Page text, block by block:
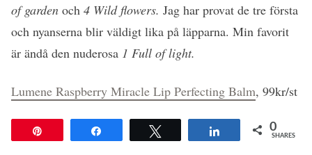
of garden och 4 Wild flowers. Jag har provat de tre första
och nyanserna blir väldigt lika på läpparna. Min favorit
är ändå den nuderosa 1 Full of light.
Lumene Raspberry Miracle Lip Perfecting Balm, 99kr/st
Share 0
SHARES